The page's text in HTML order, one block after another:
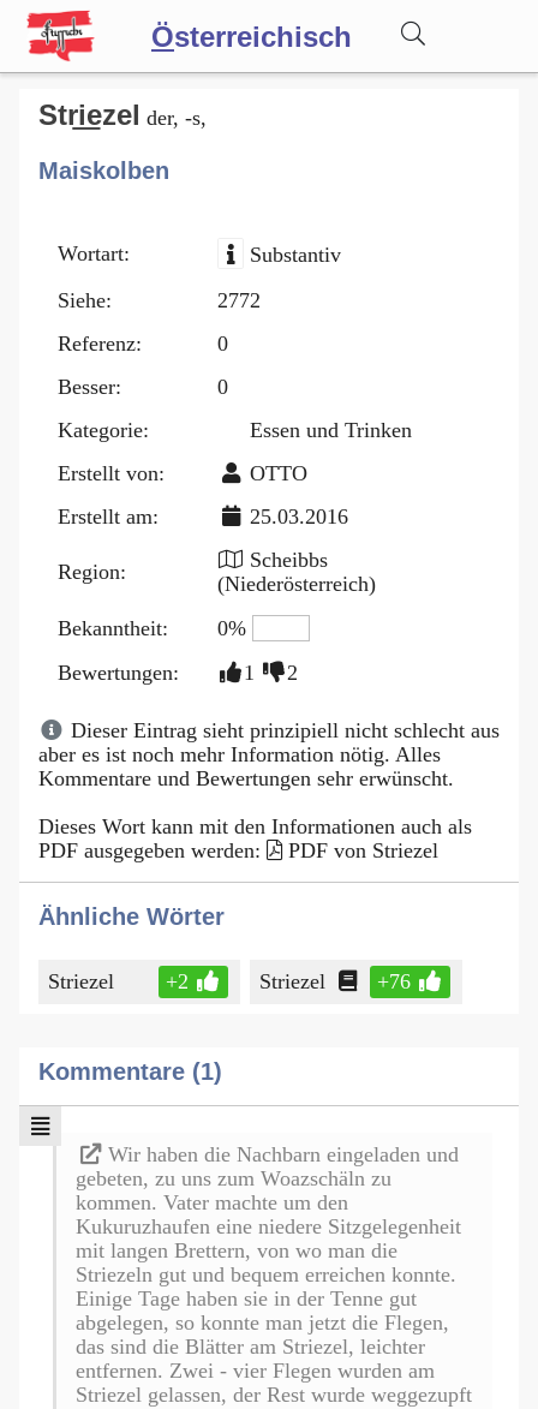
Österreichisch
Wörterbuch
Forum
Blog
Stri͟ezel der, -s,
Maiskolben
Wortart:
Substantiv
Siehe:
2772
Referenz:
0
Besser:
0
Kategorie:
Essen und Trinken
Erstellt von:
OTTO
Erstellt am:
25.03.2016
Region:
Scheibbs
(Niederösterreich)
Bekanntheit:
0%
Bewertungen:
1 2
Dieser Eintrag sieht prinzipiell nicht schlecht aus
aber es ist noch mehr Information nötig. Alles
Kommentare und Bewertungen sehr erwünscht.
Dieses Wort kann mit den Informationen auch als
PDF ausgegeben werden:
PDF von Striezel
Ähnliche Wörter
Striezel +2 Striezel +76
Kommentare (1)
Wir haben die Nachbarn eingeladen und
gebeten, zu uns zum Woazschäln zu
kommen. Vater machte um den
Kukuruzhaufen eine niedere Sitzgelegenheit
mit langen Brettern, von wo man die
Striezeln gut und bequem erreichen konnte.
Einige Tage haben sie in der Tenne gut
abgelegen, so konnte man jetzt die Flegen,
das sind die Blätter am Striezel, leichter
entfernen. Zwei - vier Flegen wurden am
Striezel gelassen, der Rest wurde weggezupft